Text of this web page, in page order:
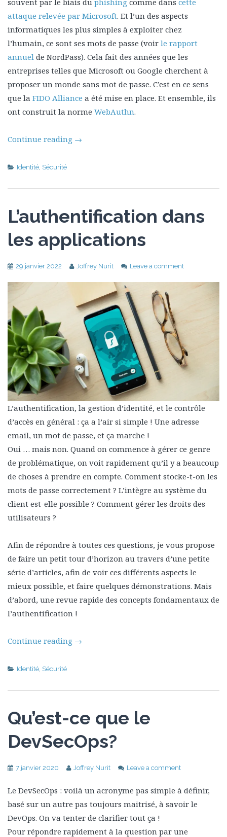
souvent par le biais du phishing comme dans cette
attaque relevée par Microsoft. Et l’un des aspects
informatiques les plus simples à exploiter chez
l’humain, ce sont ses mots de passe (voir le rapport
annuel de NordPass). Cela fait des années que les
entreprises telles que Microsoft ou Google cherchent à
proposer un monde sans mot de passe. C’est en ce sens
que la FIDO Alliance a été mise en place. Et ensemble, ils
ont construit la norme WebAuthn.
Continue reading →
Identité, Sécurité
L’authentification dans
les applications
29 janvier 2022 Joffrey Nurit Leave a comment
L’authentification, la gestion d’identité, et le contrôle
d’accès en général : ça a l’air si simple ! Une adresse
email, un mot de passe, et ça marche !
Oui … mais non. Quand on commence à gérer ce genre
de problématique, on voit rapidement qu’il y a beaucoup
de choses à prendre en compte. Comment stocke-t-on les
mots de passe correctement ? L’intègre au système du
client est-elle possible ? Comment gérer les droits des
utilisateurs ?
Afin de répondre à toutes ces questions, je vous propose
de faire un petit tour d’horizon au travers d’une petite
série d’articles, afin de voir ces différents aspects le
mieux possible, et faire quelques démonstrations. Mais
d’abord, une revue rapide des concepts fondamentaux de
l’authentification !
Continue reading →
Identité, Sécurité
Qu’est-ce que le
DevSecOps?
7 janvier 2020 Joffrey Nurit Leave a comment
Le DevSecOps : voilà un acronyme pas simple à définir,
basé sur un autre pas toujours maitrisé, à savoir le
DevOps. On va tenter de clarifier tout ça !
Pour répondre rapidement à la question par une